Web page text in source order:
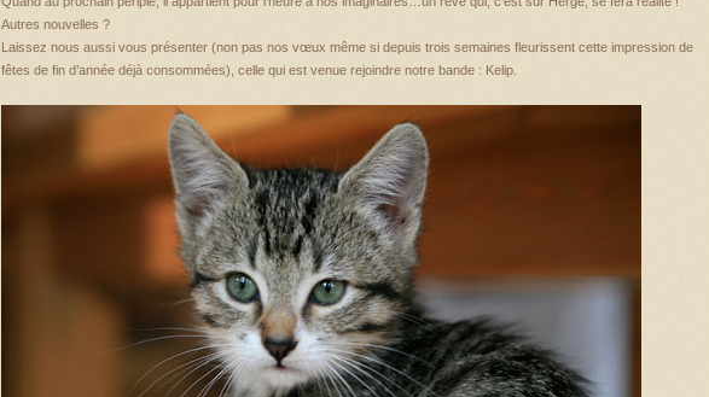
Autres nouvelles ?
Laissez nous aussi vous présenter (non pas nos vœux même si depuis trois semaines fleurissent cette impression de
fêtes de fin d’année déjà consommées), celle qui est venue rejoindre notre bande : Kelip.